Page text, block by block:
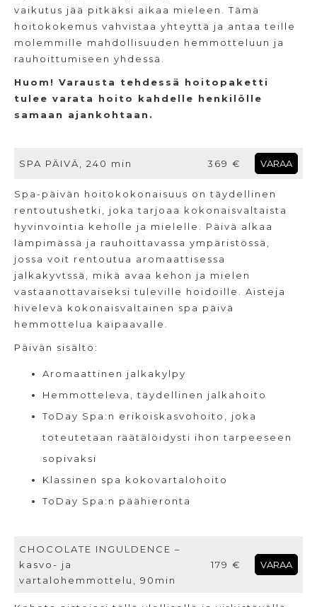
vaikutus jää pitkäksi aikaa mieleen. Tämä
hoitokokemus vahvistaa yhteyttä ja antaa teille
molemmille mahdollisuuden hemmotteluun ja
rauhoittumiseen yhdessä.
Huom! Varausta tehdessä hoitopaketti
tulee varata hoito kahdelle henkilölle
samaan ajankohtaan.
SPA PÄIVÄ, 240 min 369 € VARAA
Spa-päivän hoitokokonaisuus on täydellinen
rentoutushetki, joka tarjoaa kokonaisvaltaista
hyvinvointia keholle ja mielelle. Päivä alkaa
lämpimässä ja rauhoittavassa ympäristössä,
jossa voit rentoutua aromaattisessa
jalkakyvtssä, mikä avaa kehon ja mielen
vastaanottavaiseksi tuleville hoidoille. Aisteja
hivelevä kokonaisvaltainen spa päivä
hemmottelua kaipaavalle.
Päivän sisältö:
Aromaattinen jalkakylpy
Hemmotteleva, täydellinen jalkahoito
ToDay Spa:n erikoiskasvohoito, joka
toteutetaan räätälöidysti ihon tarpeeseen
sopivaksi
Klassinen spa kokovartalohoito
ToDay Spa:n päähieronta
CHOCOLATE INGULDENCE –
kasvo- ja
vartalohemmottelu, 90min
179 € VARAA